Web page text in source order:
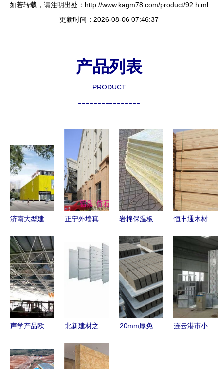
如若转载，请注明出处：http://www.kagm78.com/product/92.html
更新时间：2026-08-06 07:46:37
产品列表
PRODUCT
----------------
济南大型建
装修采购必
读
正宁外墙真
出厂价格解
析 铝乐建
材以品质与
岩棉保温板
的 全面解
析建筑材料
选择
恒丰通木材
方图片展示
| 高清图与
细节解析
声学产品欧
吸声体2 特
北新建材之
20mm厚免
连云港市小